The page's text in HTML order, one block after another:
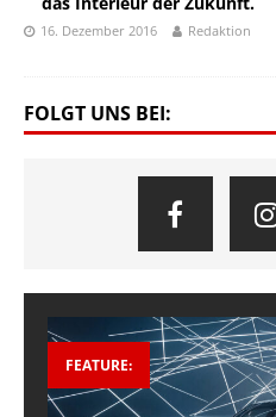
16. Dezember 2016 Redaktion
FOLGT UNS BEI:
FEATURE: